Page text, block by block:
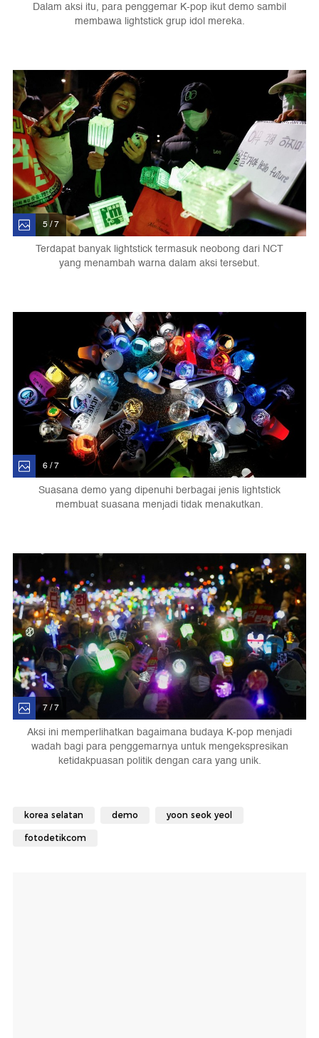
Dalam aksi itu, para penggemar K-pop ikut demo sambil
membawa lightstick grup idol mereka.
5 / 7
Terdapat banyak lightstick termasuk neobong dari NCT
yang menambah warna dalam aksi tersebut.
6 / 7
Suasana demo yang dipenuhi berbagai jenis lightstick
membuat suasana menjadi tidak menakutkan.
7 / 7
Aksi ini memperlihatkan bagaimana budaya K-pop menjadi
wadah bagi para penggemarnya untuk mengekspresikan
ketidakpuasan politik dengan cara yang unik.
korea selatan demo yoon seok yeol
fotodetikcom